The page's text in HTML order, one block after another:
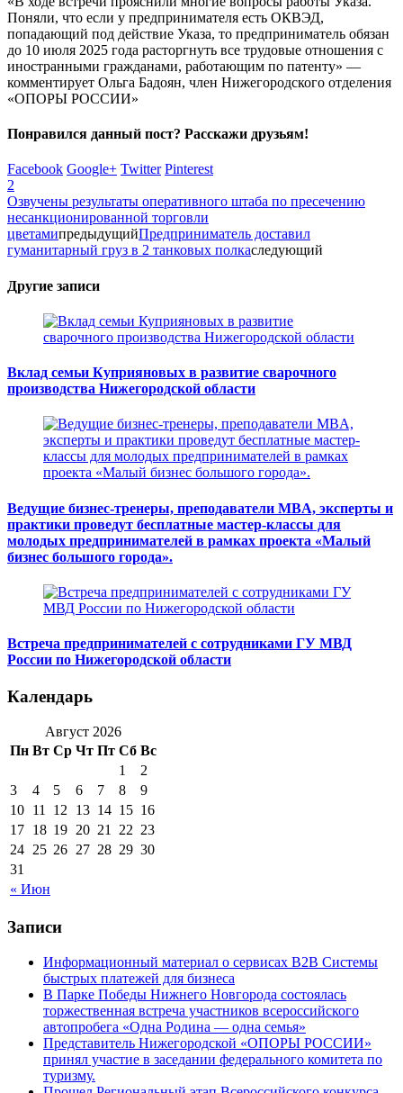
Поняли, что если у предпринимателя есть ОКВЭД,
попадающий под действие Указа, то предприниматель обязан
до 10 июля 2025 года расторгнуть все трудовые отношения с
иностранными гражданами, работающим по патенту» —
комментирует Ольга Бадоян, член Нижегородского отделения
«ОПОРЫ РОССИИ»
Понравился данный пост? Расскажи друзьям!
Facebook Google+ Twitter Pinterest
2
Озвучены результаты оперативного штаба по пресечению
несанкционированной торговли
цветамипредыдущийПредприниматель доставил
гуманитарный груз в 2 танковых полкаследующий
Другие записи
Вклад семьи Куприяновых в развитие сварочного
производства Нижегородской области
Ведущие бизнес-тренеры, преподаватели MBA, эксперты и
практики проведут бесплатные мастер-классы для
молодых предпринимателей в рамках проекта «Малый
бизнес большого города».
Встреча предпринимателей с сотрудниками ГУ МВД
России по Нижегородской области
Календарь
Август 2026
Пн Вт Ср Чт Пт Сб Вс
« Июн
1
2
3
4 5 6 7 8
9
10 11 12 13 14 15 16
17 18 19 20 21 22 23
24 25 26 27 28 29 30
31
Записи
Информационный материал о сервисах В2В Системы
быстрых платежей для бизнеса
В Парке Победы Нижнего Новгорода состоялась
торжественная встреча участников всероссийского
автопробега «Одна Родина — одна семья»
Представитель Нижегородской «ОПОРЫ РОССИИ»
принял участие в заседании федерального комитета по
туризму.